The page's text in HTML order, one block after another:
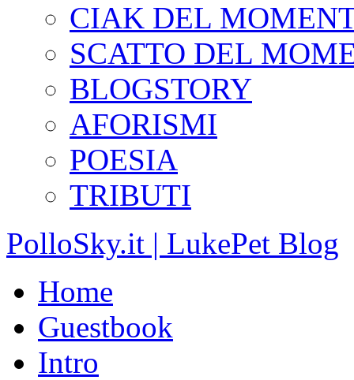
CIAK DEL
SCATTO DEL
BLOGSTORY
AFORISMI
POESIA
TRIBUTI
PolloSky.it | LukePet Blog
Home
Guestbook
Intro